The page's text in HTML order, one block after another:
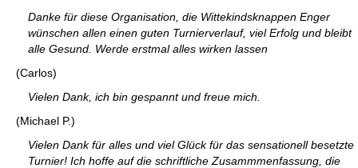
Danke für diese Organisation, die Wittekindsknappen Enger
wünschen allen einen guten Turnierverlauf, viel Erfolg und bleibt
alle Gesund. Werde erstmal alles wirken lassen
(Carlos)
Vielen Dank, ich bin gespannt und freue mich.
(Michael P.)
Vielen Dank für alles und viel Glück für das sensationell besetzte
Turnier! Ich hoffe auf die schriftliche Zusammmenfassung, die